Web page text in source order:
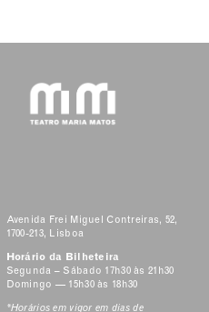
Avenida Frei Miguel Contreiras, 52,
1700-213, Lisboa
Horário da Bilheteira
Segunda – Sábado 17h30 às 21h30
Domingo — 15h30 às 18h30
*Horários em vigor em dias de